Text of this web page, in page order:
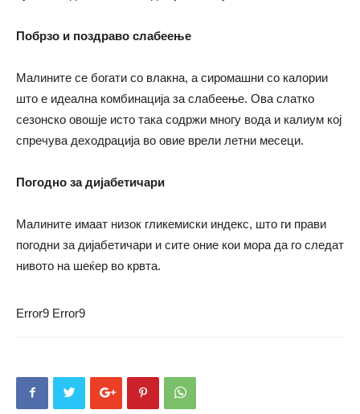
Побрзо и поздраво слабеење
Малините се богати со влакна, а сиромашни со калории
што е идеална комбинација за слабеење. Ова слатко
сезонско овошје исто така содржи многу вода и калиум кој
спречува деходрација во овие врели летни месеци.
Погодно за дијабетичари
Малините имаат низок гликемиски индекс, што ги прави
погодни за дијабетичари и сите оние кои мора да го следат
нивото на шеќер во крвта.
Error9 Error9